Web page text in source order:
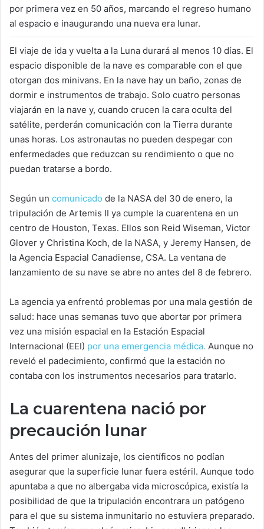
por primera vez en 50 años, marcando el regreso humano
al espacio e inaugurando una nueva era lunar.
El viaje de ida y vuelta a la Luna durará al menos 10 días. El
espacio disponible de la nave es comparable con el que
otorgan dos minivans. En la nave hay un baño, zonas de
dormir e instrumentos de trabajo. Solo cuatro personas
viajarán en la nave y, cuando crucen la cara oculta del
satélite, perderán comunicación con la Tierra durante
unas horas. Los astronautas no pueden despegar con
enfermedades que reduzcan su rendimiento o que no
puedan tratarse a bordo.
Según un comunicado de la NASA del 30 de enero, la
tripulación de Artemis II ya cumple la cuarentena en un
centro de Houston, Texas. Ellos son Reid Wiseman, Victor
Glover y Christina Koch, de la NASA, y Jeremy Hansen, de
la Agencia Espacial Canadiense, CSA. La ventana de
lanzamiento de su nave se abre no antes del 8 de febrero.
La agencia ya enfrentó problemas por una mala gestión de
salud: hace unas semanas tuvo que abortar por primera
vez una misión espacial en la Estación Espacial
Internacional (EEI) por una emergencia médica. Aunque no
reveló el padecimiento, confirmó que la estación no
contaba con los instrumentos necesarios para tratarlo.
La cuarentena nació por
precaución lunar
Antes del primer alunizaje, los científicos no podían
asegurar que la superficie lunar fuera estéril. Aunque todo
apuntaba a que no albergaba vida microscópica, existía la
posibilidad de que la tripulación encontrara un patógeno
para el que su sistema inmunitario no estuviera preparado.